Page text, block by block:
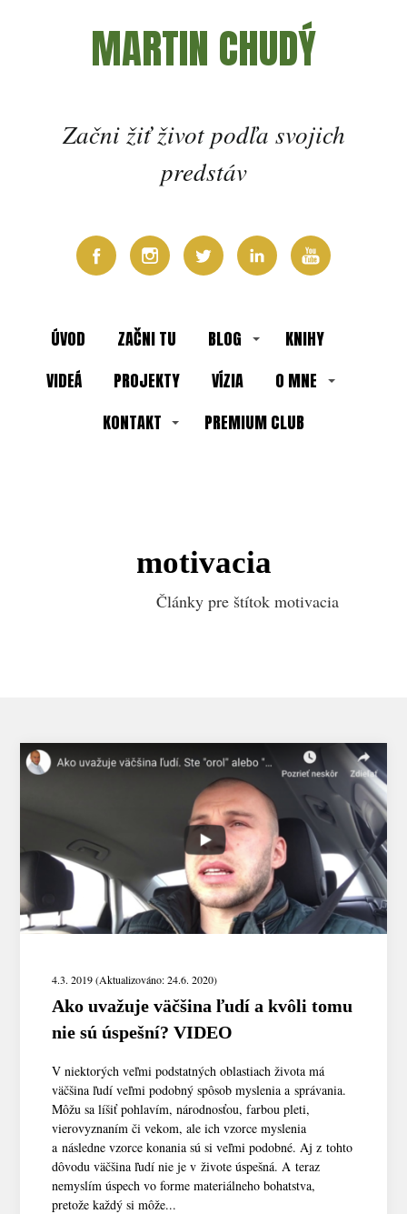
MARTIN CHUDÝ
Začni žiť život podľa svojich
predstáv
ÚVOD ZAČNI TU BLOG
KNIHY
VIDEÁ
PROJEKTY VÍZIA
O MNE
KONTAKT
PREMIUM CLUB
motivacia
Články pre štítok motivacia
4.3. 2019 (Aktualizováno: 24.6. 2020)
Ako uvažuje väčšina ľudí a kvôli tomu
nie sú úspešní? VIDEO
V niektorých veľmi podstatných oblastiach života má
väčšina ľudí veľmi podobný spôsob myslenia a správania.
Môžu sa líšiť pohlavím, národnosťou, farbou pleti,
vierovyznaním či vekom, ale ich vzorce myslenia
a následne vzorce konania sú si veľmi podobné. Aj z tohto
dôvodu väčšina ľudí nie je v živote úspešná. A teraz
nemyslím úspech vo forme materiálneho bohatstva,
pretože každý si môže...